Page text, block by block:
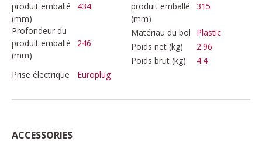
produit emballé
(mm)
434
produit emballé
(mm)
315
Profondeur du
produit emballé
(mm)
246
Matériau du bol
Plastic
Poids net (kg)
2.96
Poids brut (kg)
4.4
Prise électrique
Europlug
ACCESSORIES